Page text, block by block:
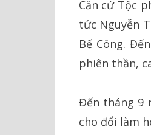
Căn cứ Tộc
tức Nguyễn
Bế Công.
phiên thần,
Đến tháng 9
cho đổi làm